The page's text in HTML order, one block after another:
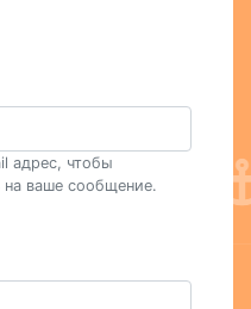
адрес, чтобы
на ваше сообщение.